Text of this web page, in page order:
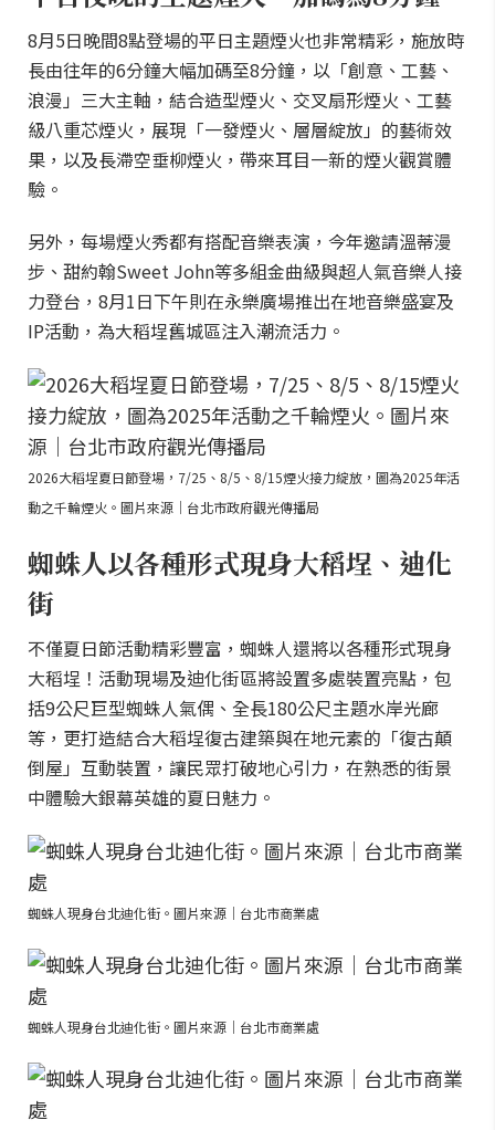
8月5日晚間8點登場的平日主題煙火也非常精彩，施放時
長由往年的6分鐘大幅加碼至8分鐘，以「創意、工藝、
浪漫」三大主軸，結合造型煙火、交叉扇形煙火、工藝
級八重芯煙火，展現「一發煙火、層層綻放」的藝術效
果，以及長滯空垂柳煙火，帶來耳目一新的煙火觀賞體
驗。
另外，每場煙火秀都有搭配音樂表演，今年邀請溫蒂漫
步、甜約翰Sweet John等多組金曲級與超人氣音樂人接
力登台，8月1日下午則在永樂廣場推出在地音樂盛宴及
IP活動，為大稻埕舊城區注入潮流活力。
2026大稻埕夏日節登場，7/25、8/5、8/15煙火接力綻放，圖為2025年活
動之千輪煙火。圖片來源｜台北市政府觀光傳播局
蜘蛛人以各種形式現身大稻埕、迪化
街
不僅夏日節活動精彩豐富，蜘蛛人還將以各種形式現身
大稻埕！活動現場及迪化街區將設置多處裝置亮點，包
括9公尺巨型蜘蛛人氣偶、全長180公尺主題水岸光廊
等，更打造結合大稻埕復古建築與在地元素的「復古顛
倒屋」互動裝置，讓民眾打破地心引力，在熟悉的街景
中體驗大銀幕英雄的夏日魅力。
蜘蛛人現身台北迪化街。圖片來源｜台北市商業處
蜘蛛人現身台北迪化街。圖片來源｜台北市商業處